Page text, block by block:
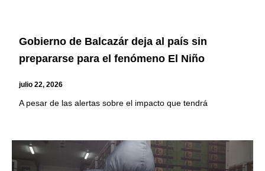
Gobierno de Balcazár deja al país sin
prepararse para el fenómeno El Niño
julio 22, 2026
A pesar de las alertas sobre el impacto que tendrá